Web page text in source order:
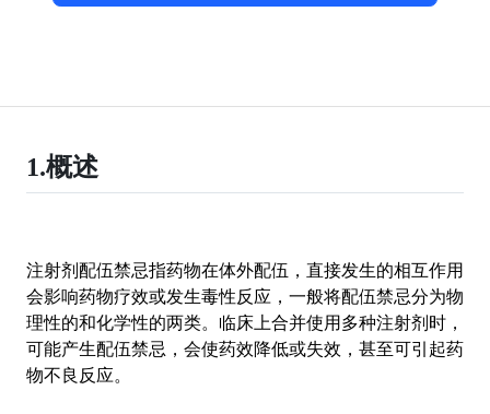
1.概述
注射剂配伍禁忌指药物在体外配伍，直接发生的相互作用
会影响药物疗效或发生毒性反应，一般将配伍禁忌分为物
理性的和化学性的两类。临床上合并使用多种注射剂时，
可能产生配伍禁忌，会使药效降低或失效，甚至可引起药
物不良反应。